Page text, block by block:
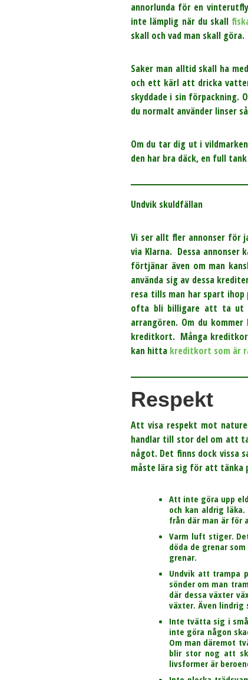
annorlunda för en
inte lämplig när du skall
skall och vad man skall göra.
Saker man alltid skall ha
och ett kärl att dricka
skyddade i sin förpackning.
du normalt använder linser
Om du tar dig ut i
den har bra däck, en full
Undvik skuldfällan
Vi ser allt fler annonser för
via Klarna. Dessa
förtjänar även om man
använda sig av dessa
resa tills man har spart
ofta bli billigare att ta ut
arrangören. Om du
kreditkort. Många
kan hitta kreditkort som är
Respekt
Att visa respekt mot
handlar till stor del om att
något. Det finns dock vissa
måste lära sig för att tänka
Att inte göra upp
och kan aldrig
från där man är för
Varm luft stiger.
döda de grenar
grenar.
Undvik att trampa
sönder om man
där dessa växter
växter. Även lindrig
Inte tvätta sig i
inte göra någon
Om man däremot
blir stor nog att
livsformer är